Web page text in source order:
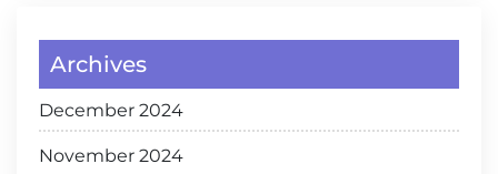
Archives
December 2024
November 2024